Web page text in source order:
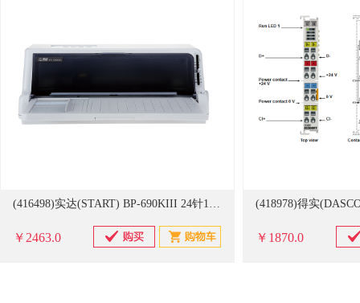
(416498)实达(START) BP-690KIII 24针110列平推 票据打印机(单位：台)
￥2463.0 ￥1870.0